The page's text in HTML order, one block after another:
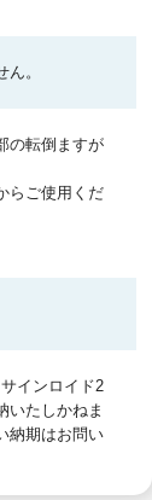
。
の転倒ますが
らご使用くだ
インロイド2
いたしかねま
納期はお問い